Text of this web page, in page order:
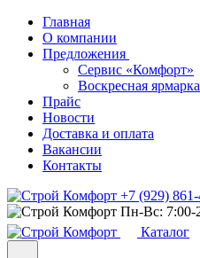
Главная
О компании
Предложения
Сервис «Комфорт»
Воскресная ярмарка
Прайс
Новости
Доставка и оплата
Вакансии
Контакты
+7 (929)
Пн-Вс: 7:00-
Каталог